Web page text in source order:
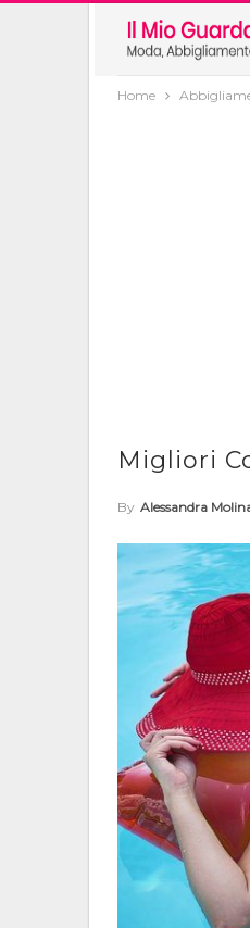
Home
Migliori
By Alessandra